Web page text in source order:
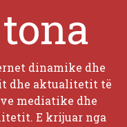
dinamike dhe
dhe aktualitetit të
mediatike dhe
E krijuar nga